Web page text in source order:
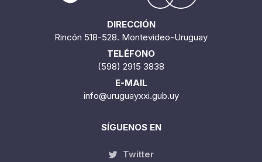
DIRECCIÓN
Rincón 518-528. Montevideo-Uruguay
TELÉFONO
(598) 2915 3838
E-MAIL
info@uruguayxxi.gub.uy
SÍGUENOS EN
Twitter